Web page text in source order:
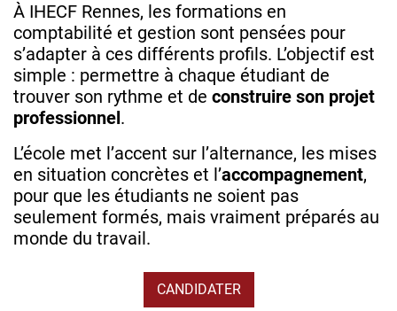
À IHECF Rennes, les formations en
comptabilité et gestion sont pensées pour
s’adapter à ces différents profils. L’objectif est
simple : permettre à chaque étudiant de
trouver son rythme et de construire son projet
professionnel.
L’école met l’accent sur l’alternance, les mises
en situation concrètes et l’accompagnement,
pour que les étudiants ne soient pas
seulement formés, mais vraiment préparés au
monde du travail.
CANDIDATER